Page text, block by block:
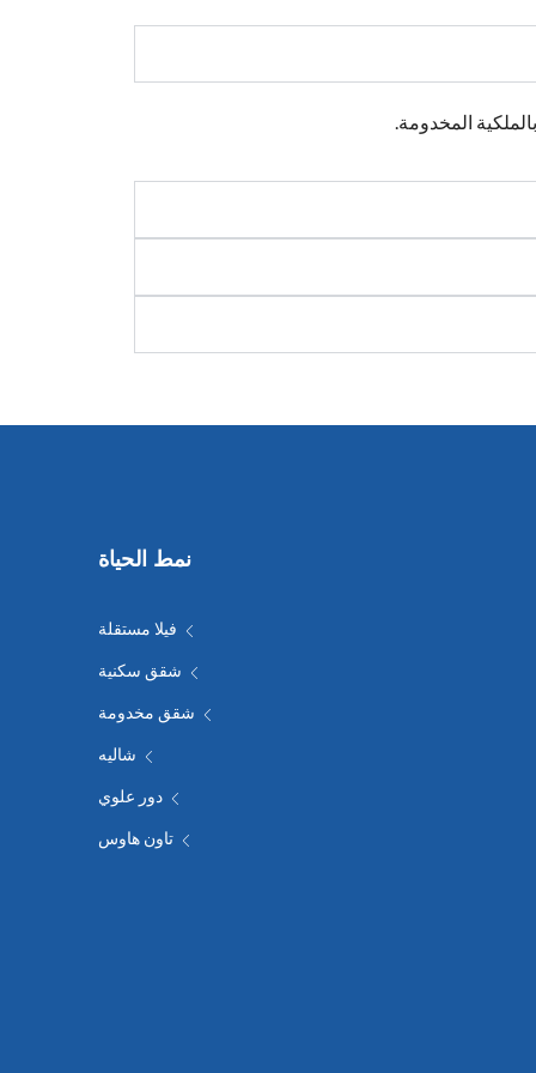
المخدومة.
نمط الحياة
فيلا مستقلة
شقق سكنية
شقق مخدومة
شاليه
دور علوي
تاون هاوس